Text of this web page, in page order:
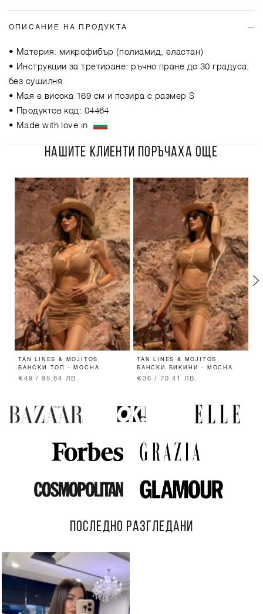
ОПИСАНИЕ НА ПРОДУКТА
• Материя: микрофибър (полиамид, еластан)
• Инструкции за третиране: ръчно пране до 30 градуса,
без сушилня
• Мая е висока 169 см и позира с размер S
• Продуктов код: 04464
• Made with love in
НАШИТЕ КЛИЕНТИ ПОРЪЧАХА ОЩЕ
TAN LINES & MOJITOS
БАНСКИ ТОП - MOCHA
€49 / 95.84 ЛВ.
TAN LINES & MOJITOS
БАНСКИ БИКИНИ - MOCHA
€36 / 70.41 ЛВ.
ПОСЛЕДНО РАЗГЛЕДАНИ